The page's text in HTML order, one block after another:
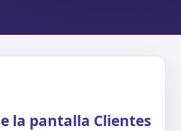
la pantalla Clientes